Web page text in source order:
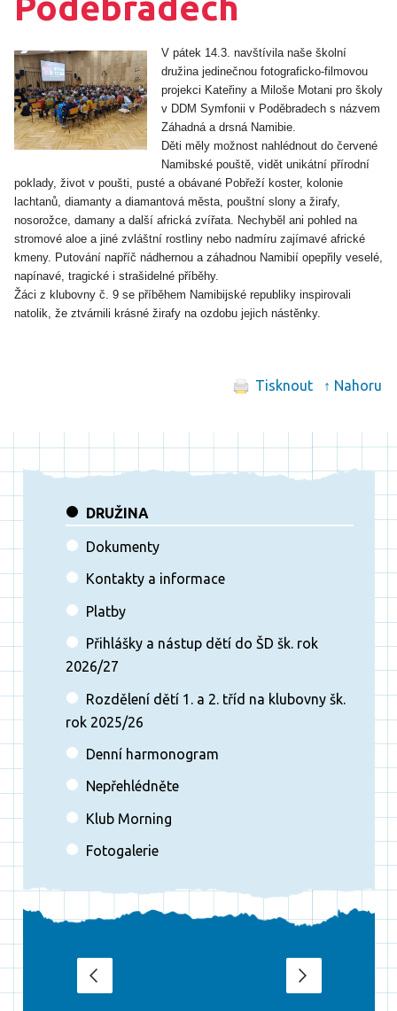
V pátek 14.3. navštívila naše školní
družina jedinečnou fotograficko-filmovou
projekci Kateřiny a Miloše Motani pro školy
v DDM Symfonii v Poděbradech s názvem
Záhadná a drsná Namibie.
Děti měly možnost nahlédnout do červené
Namibské pouště, vidět unikátní přírodní
poklady, život v poušti, pusté a obávané Pobřeží koster, kolonie
lachtanů, diamanty a diamantová města, pouštní slony a žirafy,
nosorožce, damany a další africká zvířata. Nechyběl ani pohled na
stromové aloe a jiné zvláštní rostliny nebo nadmíru zajímavé africké
kmeny. Putování napříč nádhernou a záhadnou Namibií opepřily veselé,
napínavé, tragické i strašidelné příběhy.
Žáci z klubovny č. 9 se příběhem Namibijské republiky inspirovali
natolik, že ztvárnili krásné žirafy na ozdobu jejich nástěnky.
Tisknout ↑ Nahoru
DRUŽINA
Dokumenty
Kontakty a informace
Platby
Přihlášky a nástup dětí do ŠD šk. rok
2026/27
Rozdělení dětí 1. a 2. tříd na klubovny šk.
rok 2025/26
Denní harmonogram
Nepřehlédněte
Klub Morning
Fotogalerie